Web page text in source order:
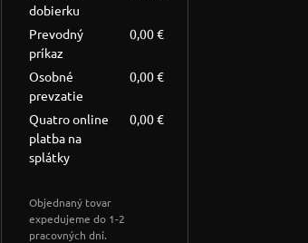
dobierku
Prevodný
príkaz
0,00 €
Osobné
prevzatie
0,00 €
Quatro online
platba na
splátky
0,00 €
Objednaný tovar
expedujeme do 1-2
pracovných dní.